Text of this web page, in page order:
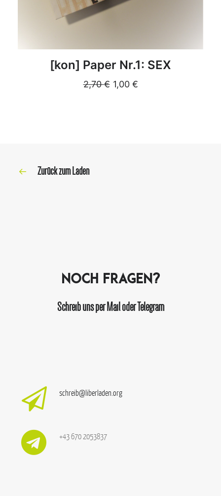
DETAILS
[kon] Paper Nr.1: SEX
2,70€ 1,00 €
Zurück zum Laden
Noch Fragen?
Schreib uns per Mail oder Telegram
schreib@liberladen.org
+43 670 2053837